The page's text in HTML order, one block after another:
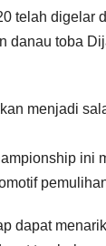
telah digelar
danau toba
menjadi
ini
dapat